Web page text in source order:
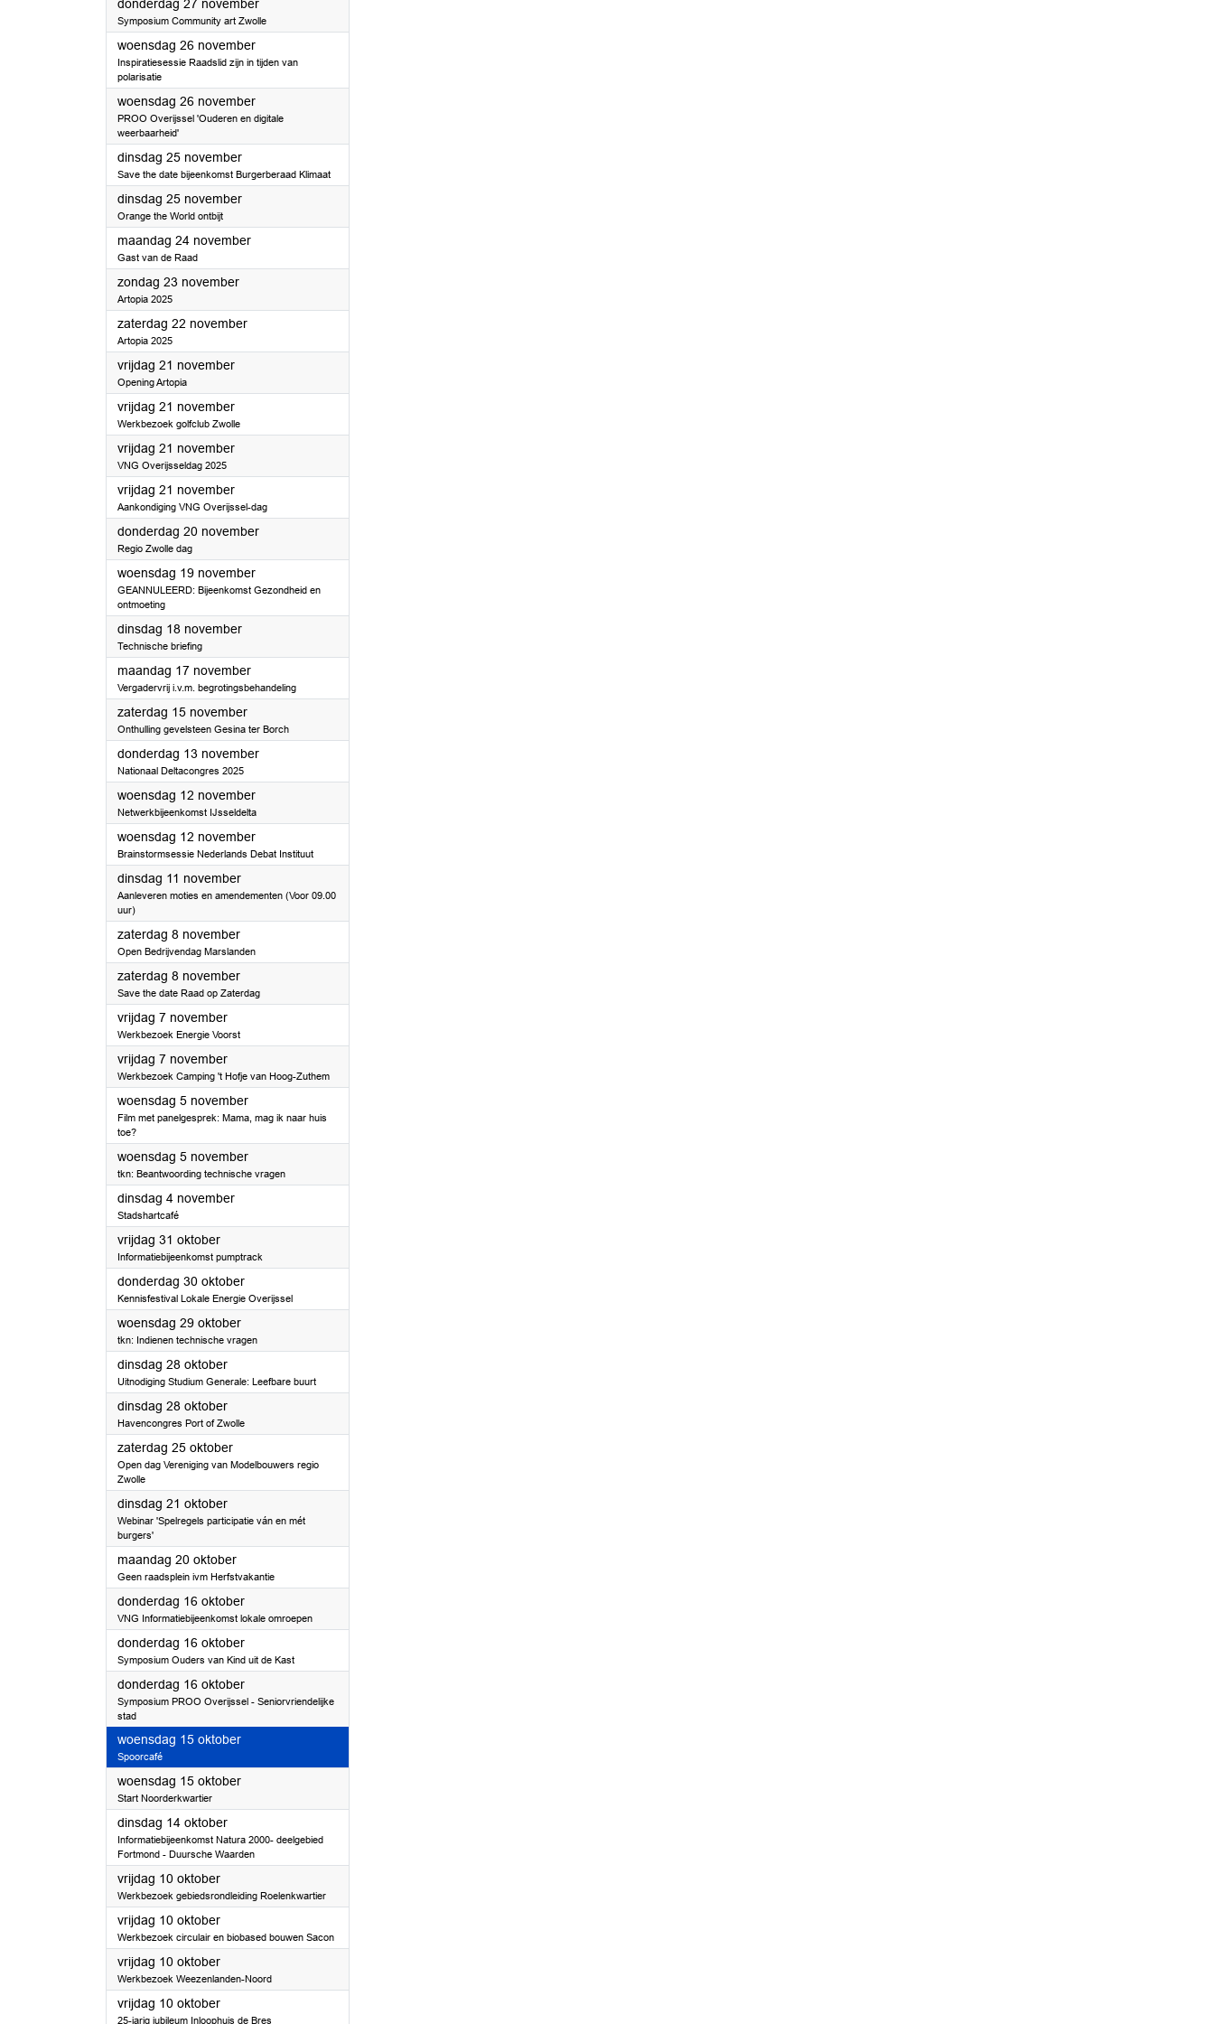
donderdag 27 november
Symposium Community art Zwolle
woensdag 26 november2025
Inspiratiesessie Raadslid zijn in tijden van
polarisatie
woensdag 26 november2025
PROO Overijssel 'Ouderen en digitale
weerbaarheid'
dinsdag 25 november2025
Save the date bijeenkomst Burgerberaad Klimaat
dinsdag 25 november2025
Orange the World ontbijt
maandag 24 november2025
Gast van de Raad
zondag 23 november2025
Artopia 2025
zaterdag 22 november2025
Artopia 2025
vrijdag 21 november2025
Opening Artopia
vrijdag 21 november2025
Werkbezoek golfclub Zwolle
vrijdag 21 november2025
VNG Overijsseldag 2025
vrijdag 21 november2025
Aankondiging VNG Overijssel-dag
donderdag 20 november2025
Regio Zwolle dag
woensdag 19 november2025
GEANNULEERD: Bijeenkomst Gezondheid en
ontmoeting
dinsdag 18 november2025
Technische briefing
maandag 17 november2025
Vergadervrij i.v.m. begrotingsbehandeling
zaterdag 15 november2025
Onthulling gevelsteen Gesina ter Borch
donderdag 13 november2025
Nationaal Deltacongres 2025
woensdag 12 november2025
Netwerkbijeenkomst IJsseldelta
woensdag 12 november2025
Brainstormsessie Nederlands Debat Instituut
dinsdag 11 november2025
Aanleveren moties en amendementen (Voor 09.00
uur)
zaterdag 8 november2025
Open Bedrijvendag Marslanden
zaterdag 8 november2025
Save the date Raad op Zaterdag
vrijdag 7 november2025
Werkbezoek Energie Voorst
vrijdag 7 november2025
Werkbezoek Camping 't Hofje van Hoog-Zuthem
woensdag 5 november2025
Film met panelgesprek: Mama, mag ik naar huis
toe?
woensdag 5 november2025
tkn: Beantwoording technische vragen
dinsdag 4 november2025
Stadshartcafé
vrijdag 31 oktober2025
Informatiebijeenkomst pumptrack
donderdag 30 oktober2025
Kennisfestival Lokale Energie Overijssel
woensdag 29 oktober2025
tkn: Indienen technische vragen
dinsdag 28 oktober2025
Uitnodiging Studium Generale: Leefbare buurt
dinsdag 28 oktober2025
Havencongres Port of Zwolle
zaterdag 25 oktober2025
Open dag Vereniging van Modelbouwers regio
Zwolle
dinsdag 21 oktober2025
Webinar 'Spelregels participatie ván en mét
burgers'
maandag 20 oktober2025
Geen raadsplein ivm Herfstvakantie
donderdag 16 oktober2025
VNG Informatiebijeenkomst lokale omroepen
donderdag 16 oktober2025
Symposium Ouders van Kind uit de Kast
donderdag 16 oktober2025
Symposium PROO Overijssel - Seniorvriendelijke
stad
woensdag 15 oktober2025
Spoorcafé
woensdag 15 oktober2025
Start Noorderkwartier
dinsdag 14 oktober2025
Informatiebijeenkomst Natura 2000- deelgebied
Fortmond - Duursche Waarden
vrijdag 10 oktober2025
Werkbezoek gebiedsrondleiding Roelenkwartier
vrijdag 10 oktober2025
Werkbezoek circulair en biobased bouwen Sacon
vrijdag 10 oktober2025
Werkbezoek Weezenlanden-Noord
vrijdag 10 oktober2025
25-jarig jubileum Inloophuis de Bres